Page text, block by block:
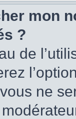
mon
?
de
ne